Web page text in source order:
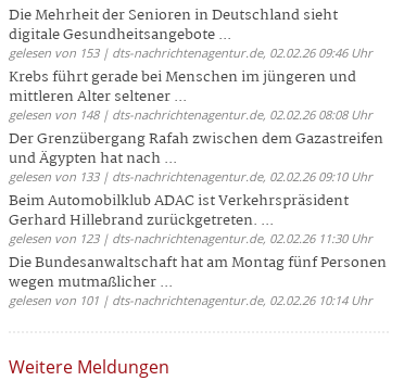
Die Mehrheit der Senioren in Deutschland sieht
digitale Gesundheitsangebote ...
gelesen von 153 | dts-nachrichtenagentur.de, 02.02.26 09:46 Uhr
Krebs führt gerade bei Menschen im jüngeren und
mittleren Alter seltener ...
gelesen von 148 | dts-nachrichtenagentur.de, 02.02.26 08:08 Uhr
Der Grenzübergang Rafah zwischen dem Gazastreifen
und Ägypten hat nach ...
gelesen von 133 | dts-nachrichtenagentur.de, 02.02.26 09:10 Uhr
Beim Automobilklub ADAC ist Verkehrspräsident
Gerhard Hillebrand zurückgetreten. ...
gelesen von 123 | dts-nachrichtenagentur.de, 02.02.26 11:30 Uhr
Die Bundesanwaltschaft hat am Montag fünf Personen
wegen mutmaßlicher ...
gelesen von 101 | dts-nachrichtenagentur.de, 02.02.26 10:14 Uhr
Weitere Meldungen